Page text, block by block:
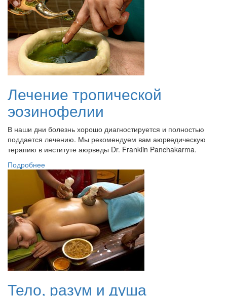
Лечение тропической
эозинофелии
В наши дни болезнь хорошо диагностируется и полностью
поддается лечению. Мы рекомендуем вам аюрведическую
терапию в институте аюрведы Dr. Franklin Panchakarma.
Подробнее
Тело, разум и душа